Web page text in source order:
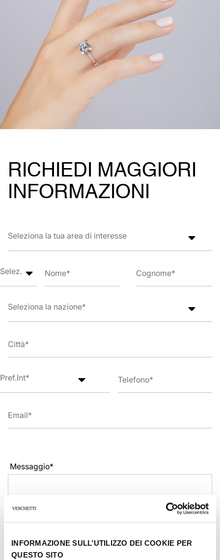
INFORMAZIONE SULL’UTILIZZO DEI COOKIE PER
QUESTO SITO
RICHIEDI MAGGIORI
INFORMAZIONI
Messaggio*